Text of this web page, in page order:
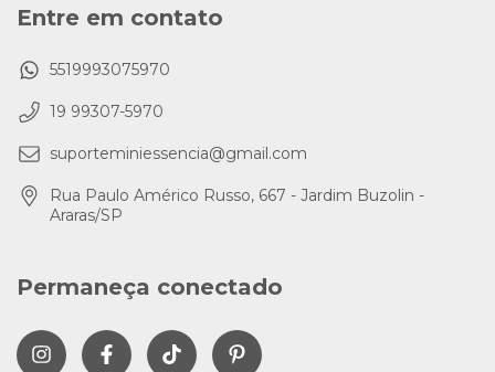
Entre em contato
5519993075970
19 99307-5970
suporteminiessencia@gmail.com
Rua Paulo Américo Russo, 667 - Jardim Buzolin -
Araras/SP
Permaneça conectado